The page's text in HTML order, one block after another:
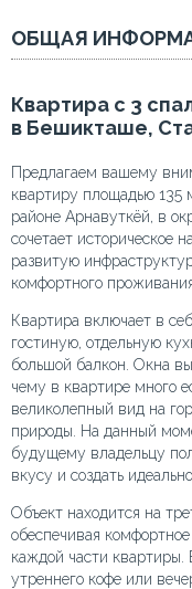
ОБЩАЯ
Квартира с 3
в Бешикташе,
Предлагаем вашему
квартиру площадью 135
районе Арнавуткёй, в
сочетает историческое
развитую
комфортного
Квартира включает в
гостиную, отдельную
большой балкон. Окна
чему в квартире много
великолепный вид на
природы. На данный
будущему владельцу
вкусу и создать
Объект находится на
обеспечивая
каждой части
утреннего кофе или